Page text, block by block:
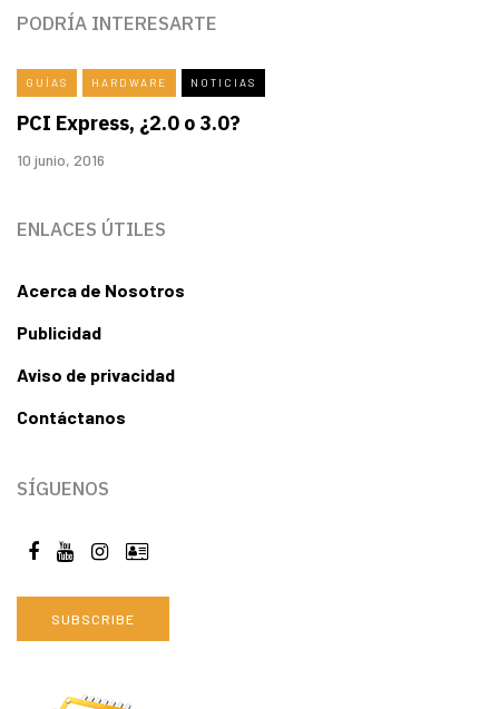
PODRÍA INTERESARTE
GUÍAS HARDWARE NOTICIAS
PCI Express, ¿2.0 o 3.0?
10 junio, 2016
ENLACES ÚTILES
Acerca de Nosotros
Publicidad
Aviso de privacidad
Contáctanos
SÍGUENOS
SUBSCRIBE